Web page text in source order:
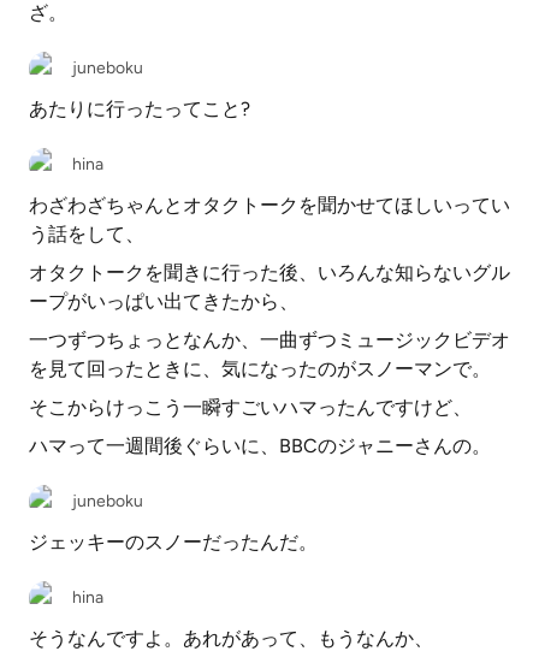
ざ。
juneboku
あたりに行ったってこと?
hina
わざわざちゃんとオタクトークを聞かせてほしいってい
う話をして、
オタクトークを聞きに行った後、いろんな知らないグル
ープがいっぱい出てきたから、
一つずつちょっとなんか、一曲ずつミュージックビデオ
を見て回ったときに、気になったのがスノーマンで。
そこからけっこう一瞬すごいハマったんですけど、
ハマって一週間後ぐらいに、BBCのジャニーさんの。
juneboku
ジェッキーのスノーだったんだ。
hina
そうなんですよ。あれがあって、もうなんか、